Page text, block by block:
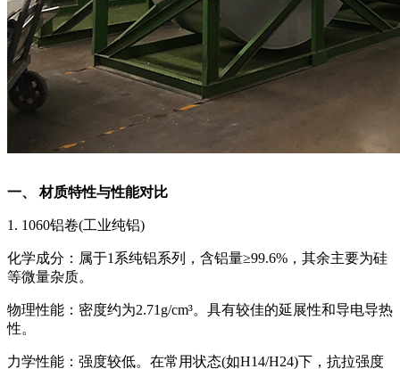
一、 材质特性与性能对比
1. 1060铝卷(工业纯铝)
‌化学成分‌：属于1系纯铝系列，含铝量≥99.6%，其余主要为硅
等微量杂质。
‌物理性能‌：密度约为2.71g/cm³。具有较佳的延展性和导电导热
性。
‌力学性能‌：强度较低。在常用状态(如H14/H24)下，抗拉强度